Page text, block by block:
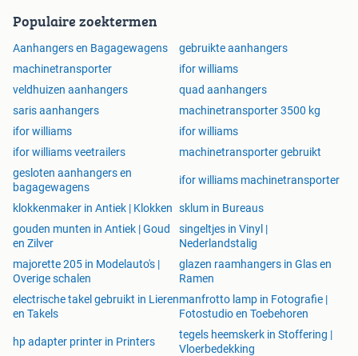
Populaire zoektermen
Aanhangers en Bagagewagens
gebruikte aanhangers
machinetransporter
ifor williams
veldhuizen aanhangers
quad aanhangers
saris aanhangers
machinetransporter 3500 kg
ifor williams
ifor williams
ifor williams veetrailers
machinetransporter gebruikt
gesloten aanhangers en
bagagewagens
ifor williams machinetransporter
klokkenmaker in Antiek | Klokken sklum in Bureaus
gouden munten in Antiek | Goud
en Zilver
singeltjes in Vinyl |
Nederlandstalig
majorette 205 in Modelauto's |
Overige schalen
glazen raamhangers in Glas en
Ramen
electrische takel gebruikt in Lieren
en Takels
manfrotto lamp in Fotografie |
Fotostudio en Toebehoren
hp adapter printer in Printers
tegels heemskerk in Stoffering |
Vloerbedekking